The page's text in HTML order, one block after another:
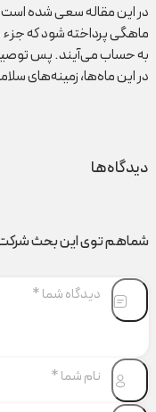
ماهگی پرداخته شود که جزء
به حساب می‌آیند. پس توصیه
در این ماه‌ها، زمینه‌های
دیدگاه‌ها
شماهم توی این بحث